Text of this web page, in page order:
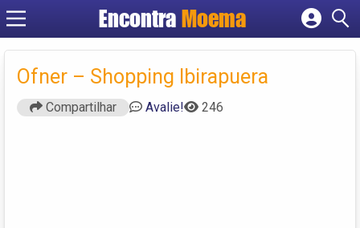
Encontra Moema
Criar conta
Ofner – Shopping Ibirapuera
Compartilhar Avalie! 246